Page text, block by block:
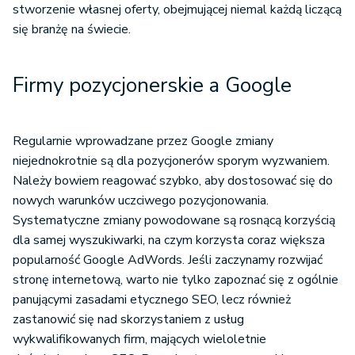
stworzenie własnej oferty, obejmującej niemal każdą liczącą
się branżę na świecie.
Firmy pozycjonerskie a Google
Regularnie wprowadzane przez Google zmiany
niejednokrotnie są dla pozycjonerów sporym wyzwaniem.
Należy bowiem reagować szybko, aby dostosować się do
nowych warunków uczciwego pozycjonowania.
Systematyczne zmiany powodowane są rosnącą korzyścią
dla samej wyszukiwarki, na czym korzysta coraz większa
popularność Google AdWords. Jeśli zaczynamy rozwijać
stronę internetową, warto nie tylko zapoznać się z ogólnie
panującymi zasadami etycznego SEO, lecz również
zastanowić się nad skorzystaniem z usług
wykwalifikowanych firm, mających wieloletnie